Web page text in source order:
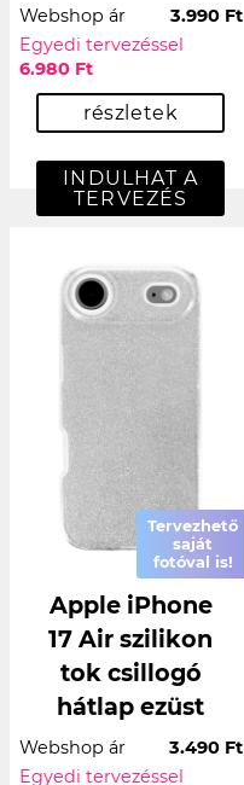
Webshop ár
3.990 Ft
Egyedi tervezéssel
6.980 Ft
részletek
INDULHAT A
TERVEZÉS
Tervezhető
saját
fotóval is!
Apple iPhone
17 Air szilikon
tok csillogó
hátlap ezüst
Webshop ár
3.490 Ft
Egyedi tervezéssel